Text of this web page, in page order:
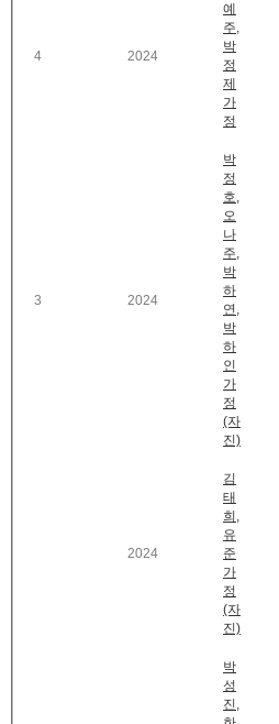
4 2024
예
주,
박
정
제
가
정
3 2024
박
정
호,
오
나
주,
박
하
연,
박
하
인
가
정
(자
진)
2024
김
태
희,
유
준
가
정
(자
진)
박
성
진,